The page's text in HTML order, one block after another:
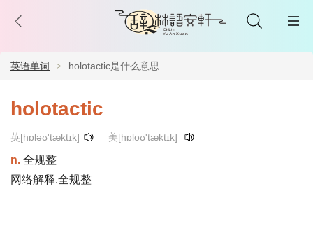
英语单词 holotactic是什么意思
holotactic
英[hɒləʊ'tæktɪk] 美[hɒloʊ'tæktɪk]
n. 全规整
网络解释.全规整